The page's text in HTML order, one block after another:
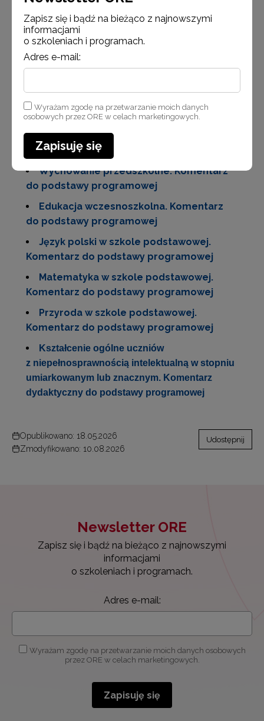
Przyroda
Wielkość pliku:380 KB
Wychowanie przedszkolne
Wielkość pliku:339 KB
Komentarze dydaktyczne do podstawy
programowej
Wychowanie przedszkolne. Komentarz
do podstawy programowej
Edukacja wczesnoszkolna. Komentarz
do podstawy programowej
Język polski w szkole podstawowej.
Komentarz do podstawy programowej
Matematyka w szkole podstawowej.
Komentarz do podstawy programowej
Przyroda w szkole podstawowej.
Komentarz do podstawy programowej
Kształcenie ogólne uczniów
z niepełnosprawnością intelektualną w stopniu
umiarkowanym lub znacznym. Komentarz
dydaktyczny do podstawy programowej
Opublikowano: 18.05.2026
Zmodyfikowano: 10.08.2026
Udostępnij
Newsletter ORE
Zapisz się i bądź na bieżąco z najnowszymi
informacjami
o szkoleniach i programach.
Adres e-mail:
Wyrażam zgodę na przetwarzanie moich danych osobowych
przez ORE w celach marketingowych.
Zapisuję się
Zapisz się i bądź na bieżąco z najnowszymi
informacjami
o szkoleniach i programach.
Adres e-mail:
Wyrażam zgodę na przetwarzanie moich danych
osobowych przez ORE w celach marketingowych.
Zapisuję się